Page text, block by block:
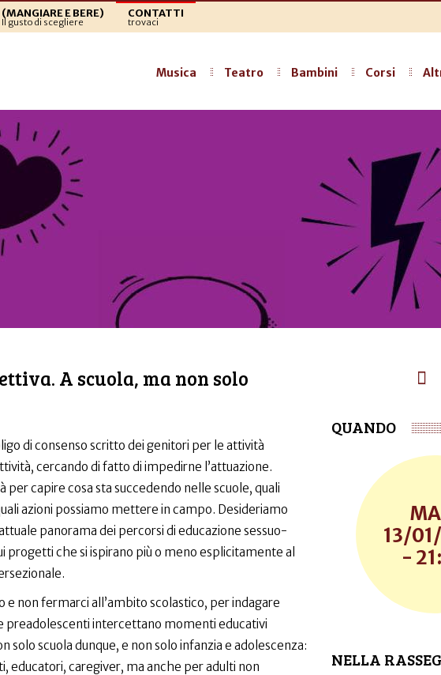
(MANGIARE E BERE)
Il gusto di scegliere
CONTATTI
trovaci
Musica Teatro Bambini Corsi
A scuola, ma non solo
di consenso scritto dei genitori per le attività
cercando di fatto di impedirne l’attuazione.
capire cosa sta succedendo nelle scuole, quali
azioni possiamo mettere in campo. Desideriamo
panorama dei percorsi di educazione sessuo-
progetti che si ispirano più o meno esplicitamente al
non fermarci all’ambito scolastico, per indagare
preadolescenti intercettano momenti educativi
solo scuola dunque, e non solo infanzia e adolescenza:
educatori, caregiver, ma anche per adulti non
QUANDO
13/
-
NELLA